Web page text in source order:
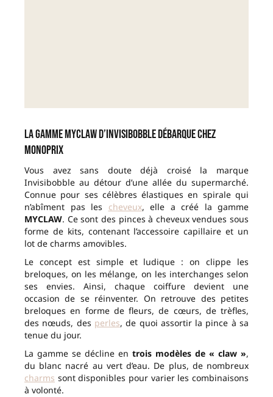
La gamme MYCLAW d’Invisibobble débarque chez
Monoprix
Vous avez sans doute déjà croisé la marque
Invisibobble au détour d’une allée du supermarché.
Connue pour ses célèbres élastiques en spirale qui
n’abîment pas les cheveux, elle a créé la gamme
MYCLAW. Ce sont des pinces à cheveux vendues sous
forme de kits, contenant l’accessoire capillaire et un
lot de charms amovibles.
Le concept est simple et ludique : on clippe les
breloques, on les mélange, on les interchanges selon
ses envies. Ainsi, chaque coiffure devient une
occasion de se réinventer. On retrouve des petites
breloques en forme de fleurs, de cœurs, de trèfles,
des nœuds, des perles, de quoi assortir la pince à sa
tenue du jour.
La gamme se décline en trois modèles de « claw »,
du blanc nacré au vert d’eau. De plus, de nombreux
charms sont disponibles pour varier les combinaisons
à volonté.